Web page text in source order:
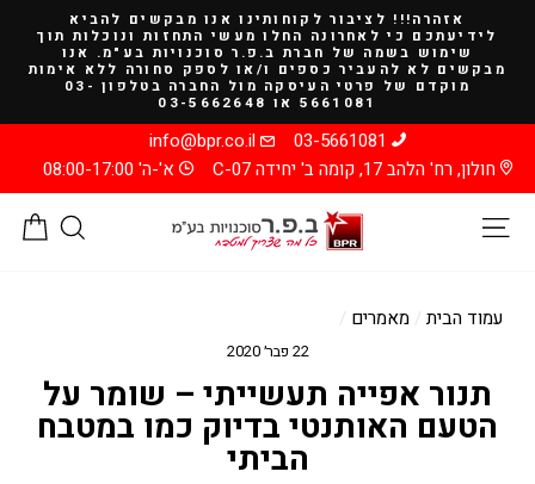
קריאה
אזהרה!!! לציבור לקוחותינו אנו מבקשים להביא
לידיעתכם כי לאחרונה החלו מעשי התחזות ונוכלות תוך
שימוש בשמה של חברת ב.פ.ר סוכנויות בע"מ. אנו
מבקשים לא להעביר כספים ו/או לספק סחורה ללא אימות
מוקדם של פרטי העיסקה מול החברה בטלפון 03-
5661081 או 03-5662648
03-5661081
info@bpr.co.il
חולון, רח' הלהב 17, קומה ב' יחידה C-07
א'-ה' 08:00-17:00
עמוד הבית / מאמרים /
22 פבר׳ 2020
תנור אפייה תעשייתי – שומר על
הטעם האותנטי בדיוק כמו במטבח
הביתי